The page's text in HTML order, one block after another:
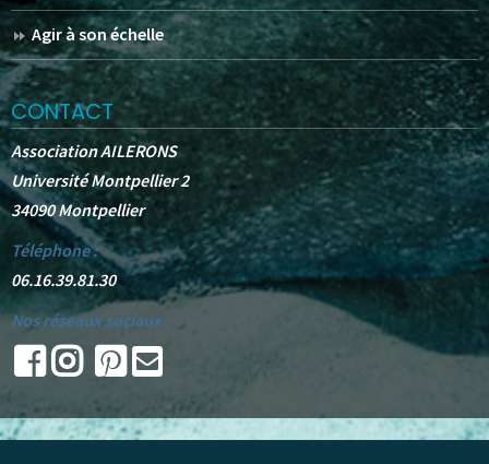
Agir à son échelle
CONTACT
Association AILERONS
Université Montpellier 2
34090 Montpellier
Téléphone :
06.16.39.81.30
Nos réseaux sociaux :